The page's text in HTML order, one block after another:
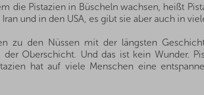
die Pistazien in Büscheln wachsen, heißt
und in den USA, es gibt sie aber auch in
zu den Nüssen mit der längsten
der Oberschicht. Und das ist kein Wunder.
hat auf viele Menschen eine